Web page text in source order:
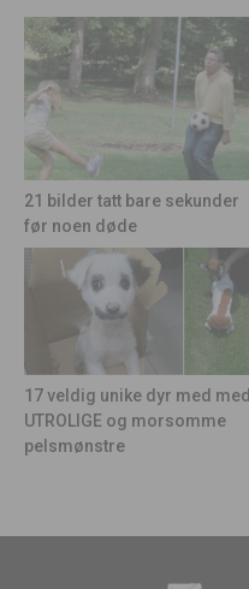
21 bilder tatt bare sekunder
før noen døde
17 veldig unike dyr med med
UTROLIGE og morsomme
pelsmønstre